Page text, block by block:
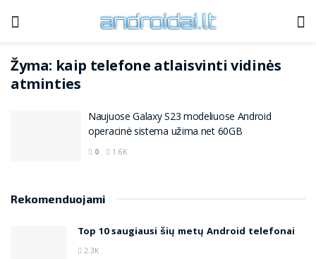
Žyma: kaip telefone atlaisvinti vidinės
atminties
Naujuose Galaxy S23 modeliuose Android
operacinė sistema užima net 60GB
0 1.6K
Rekomenduojami
Top 10 saugiausi šių metų Android telefonai
2.3K